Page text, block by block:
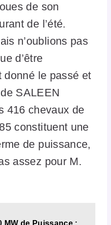
de son
de l’été.
n’oublions pas
d’être
donné le passé et
SALEEN
416 chevaux de
constituent une
de puissance,
assez pour M.
MW de Puissance :